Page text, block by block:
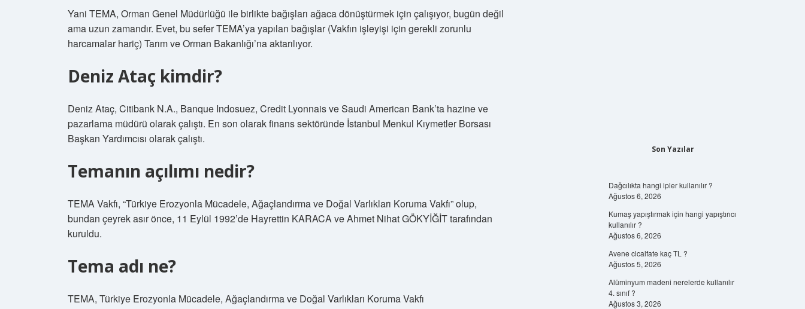
Yani TEMA, Orman Genel Müdürlüğü ile birlikte bağışları ağaca dönüştürmek için çalışıyor, bugün değil
ama uzun zamandır. Evet, bu sefer TEMA’ya yapılan bağışlar (Vakfın işleyişi için gerekli zorunlu
harcamalar hariç) Tarım ve Orman Bakanlığı’na aktarılıyor.
Deniz Ataç kimdir?
Deniz Ataç, Citibank N.A., Banque Indosuez, Credit Lyonnais ve Saudi American Bank’ta hazine ve
pazarlama müdürü olarak çalıştı. En son olarak finans sektöründe İstanbul Menkul Kıymetler Borsası
Başkan Yardımcısı olarak çalıştı.
Temanın açılımı nedir?
TEMA Vakfı, “Türkiye Erozyonla Mücadele, Ağaçlandırma ve Doğal Varlıkları Koruma Vakfı” olup,
bundan çeyrek asır önce, 11 Eylül 1992’de Hayrettin KARACA ve Ahmet Nihat GÖKYİĞİT tarafından
kuruldu.
Tema adı ne?
TEMA, Türkiye Erozyonla Mücadele, Ağaçlandırma ve Doğal Varlıkları Koruma Vakfı
Son Yazılar
Dağcılıkta hangi ipler kullanılır ?
Ağustos 6, 2026
Kumaş yapıştırmak için hangi yapıştırıcı
kullanılır ?
Ağustos 6, 2026
Avene cicalfate kaç TL ?
Ağustos 5, 2026
Alüminyum madeni nerelerde kullanılır
4. sınıf ?
Ağustos 3, 2026